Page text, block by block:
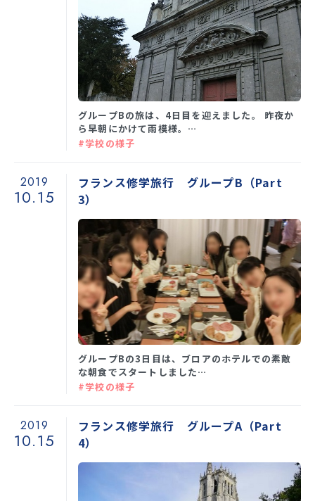
グループBの旅は、4日目を迎えました。 昨夜か
ら早朝にかけて雨模様。…
#学校の様子
2019
10.15
フランス修学旅行 グループB（Part
3）
グループBの3日目は、ブロアのホテルでの素敵
な朝食でスタートしました…
#学校の様子
2019
10.15
フランス修学旅行 グループA（Part
4）